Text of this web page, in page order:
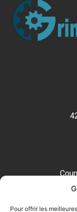
Pour offrir les